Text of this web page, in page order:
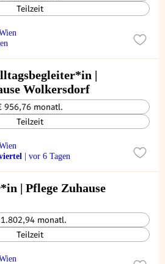
Teilzeit
|
Wolkersdorf
956,76 monatl.
Teilzeit
| vor 6 Tagen
| Pflege Zuhause
monatl.
Teilzeit